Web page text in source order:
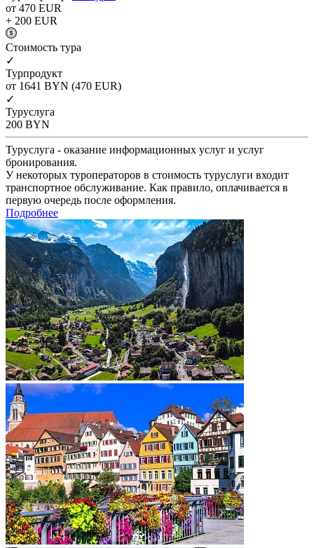
от 470 EUR
+ 200 EUR
Cтоимость тура
✓
Турпродукт
от 1641 BYN (470 EUR)
✓
Туруслуга
200 BYN
Туруслуга - оказание информационных услуг и услуг
бронирования.
У некоторых туроператоров в стоимость туруслуги входит
транспортное обслуживание. Как правило, оплачивается в
первую очередь после оформления.
Подробнее